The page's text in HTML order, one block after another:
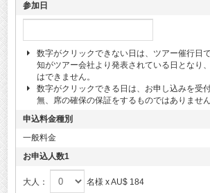
参加日
数字がクリックできない日は、ツアー催行日
知がツアー会社より発表されている日となり
はできません。
数字がクリックできる日は、お申し込みを受
無、席の確保の保証をするものではありません
申込料金種別
一般料金
お申込人数1
大人： 名様 x AU$ 184